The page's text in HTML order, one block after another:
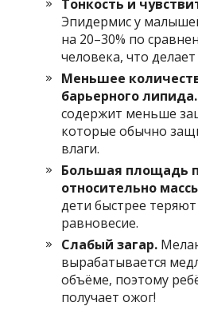
Тонкость и
Эпидермис у
на 20–30% по
человека, что
Меньшее
барьерного липида.
содержит меньше
которые обычно
влаги.
Большая площадь
относительно
дети быстрее
равновесие.
Слабый загар.
вырабатывается
объёме, поэтому
получает ожог!